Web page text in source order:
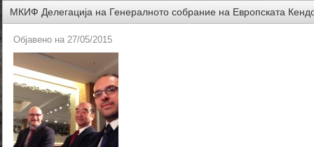
МКИФ Делегација на Генералното собрание на Европската
Објавено на 27/05/2015